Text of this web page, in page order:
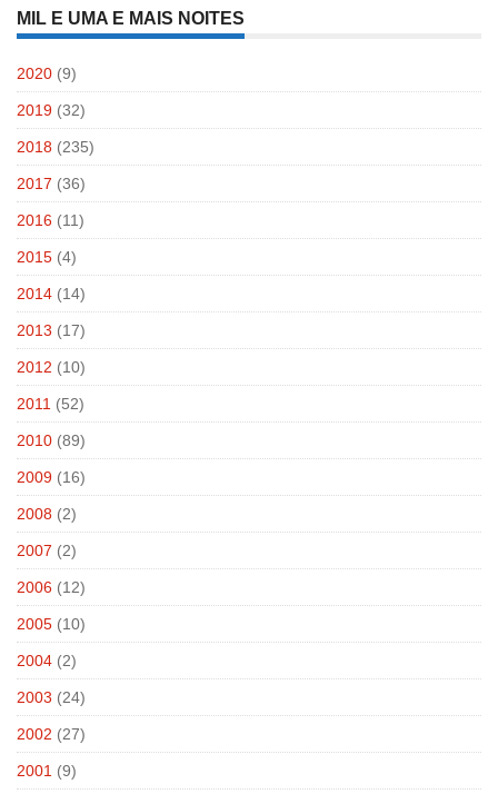
MIL E UMA E MAIS NOITES
2020 (9)
2019 (32)
2018 (235)
2017 (36)
2016 (11)
2015 (4)
2014 (14)
2013 (17)
2012 (10)
2011 (52)
2010 (89)
2009 (16)
2008 (2)
2007 (2)
2006 (12)
2005 (10)
2004 (2)
2003 (24)
2002 (27)
2001 (9)